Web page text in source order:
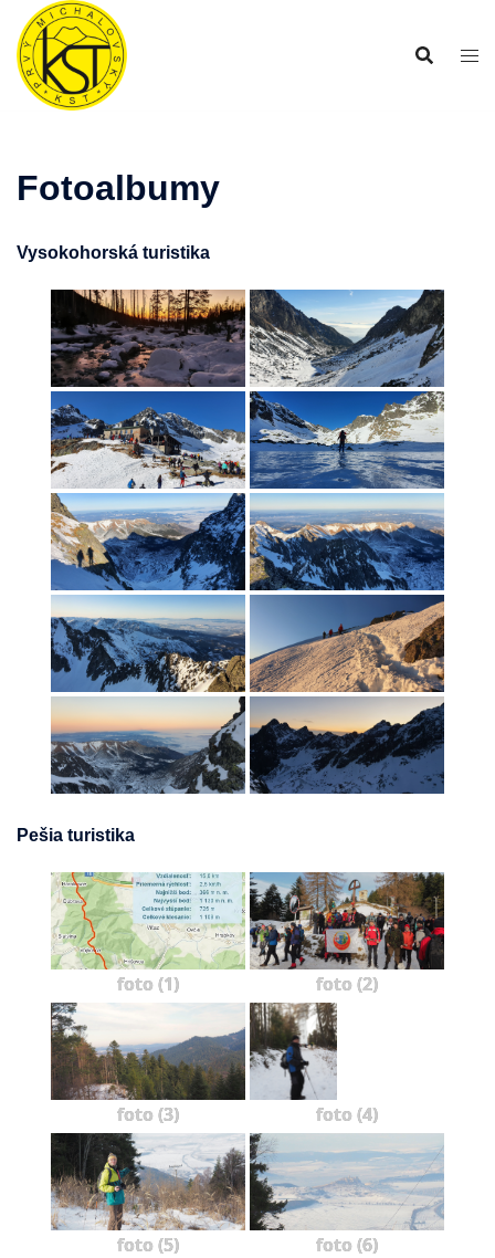
Preskočiť
obsah
Fotoalbumy
Vysokohorská turistika
Pešia turistika
foto (1) foto (2)
foto (3) foto (4)
foto (5) foto (6)